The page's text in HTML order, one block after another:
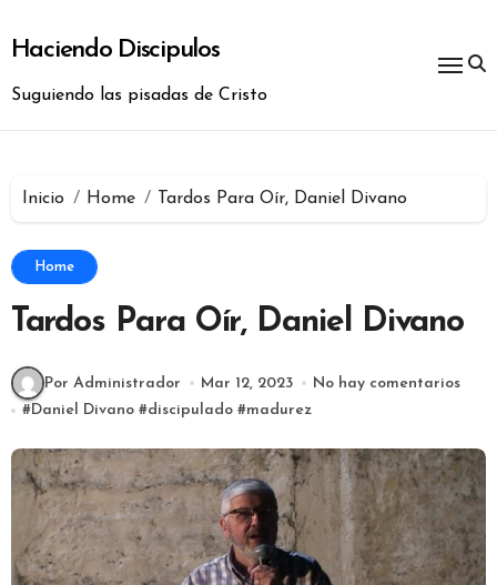
contenido
Haciendo Discipulos
Suguiendo las pisadas de Cristo
Inicio Home Tardos Para Oír, Daniel Divano
Home
Tardos Para Oír, Daniel Divano
Por Administrador Mar 12, 2023
No hay comentarios
#Daniel Divano #discipulado #madurez